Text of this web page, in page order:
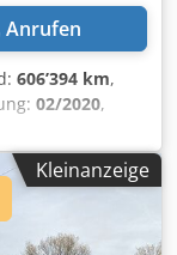
Anrufen
606’394 km,
02/2020,
Kraftstoff:Diesel,
Kleinanzeige